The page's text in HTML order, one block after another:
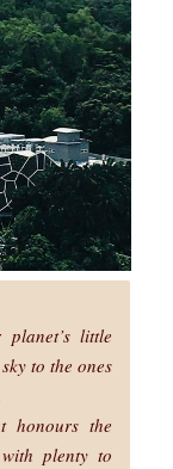
little
to the ones
honours the
plenty to